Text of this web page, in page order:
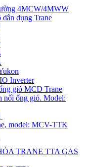
4MCW/4MWW
dụng Trane
Inverter
gió MCD Trane
nối ống gió. Model:
model: MCV-TTK
TRANE TTA GAS